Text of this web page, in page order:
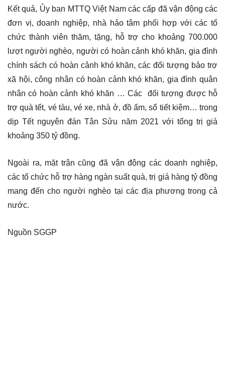
Kết quả, Ủy ban MTTQ Việt Nam các cấp đã vận động các
đơn vị, doanh nghiệp, nhà hảo tâm phối hợp với các tổ
chức thành viên thăm, tặng, hỗ trợ cho khoảng 700.000
lượt người nghèo, người có hoàn cảnh khó khăn, gia đình
chính sách có hoàn cảnh khó khăn, các đối tượng bảo trợ
xã hội, công nhân có hoàn cảnh khó khăn, gia đình quân
nhân có hoàn cảnh khó khăn … Các đối tượng được hỗ
trợ quà tết, vé tàu, vé xe, nhà ở, đồ ấm, sổ tiết kiệm… trong
dịp Tết nguyên đán Tân Sửu năm 2021 với tổng trị giá
khoảng 350 tỷ đồng.
Ngoài ra, mặt trận cũng đã vận động các doanh nghiệp,
các tổ chức hỗ trợ hàng ngàn suất quà, trị giá hàng tỷ đồng
mang đến cho người nghèo tại các địa phương trong cả
nước.
Nguồn SGGP